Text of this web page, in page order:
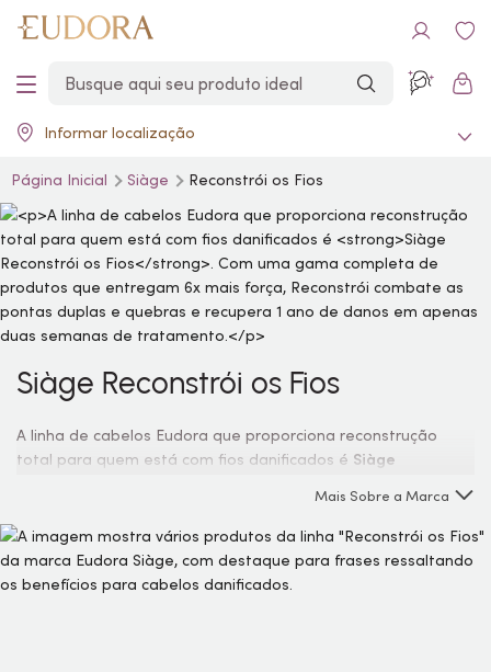
Informar localização
Página Inicial Siàge Reconstrói os Fios
Siàge Reconstrói os Fios
A linha de cabelos Eudora que proporciona reconstrução
total para quem está com fios danificados é Siàge
que entregam 6x mais força, Reconstrói combate as pontas
duplas e quebras e recupera 1 ano de danos em apenas
duas semanas de tratamento.
Mais Sobre a Marca